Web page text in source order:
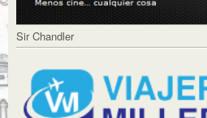
Sir Chandler